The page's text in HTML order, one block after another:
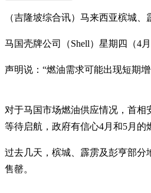
（吉隆坡综合讯）马来西亚槟城
马国壳牌公司（Shell）星期四（4
声明说：“燃油需求可能出现短期
对于马国市场燃油供应情况，首相
等待启航，政府有信心4月和5月的
过去几天，槟城、霹雳及彭亨部分
售罄。